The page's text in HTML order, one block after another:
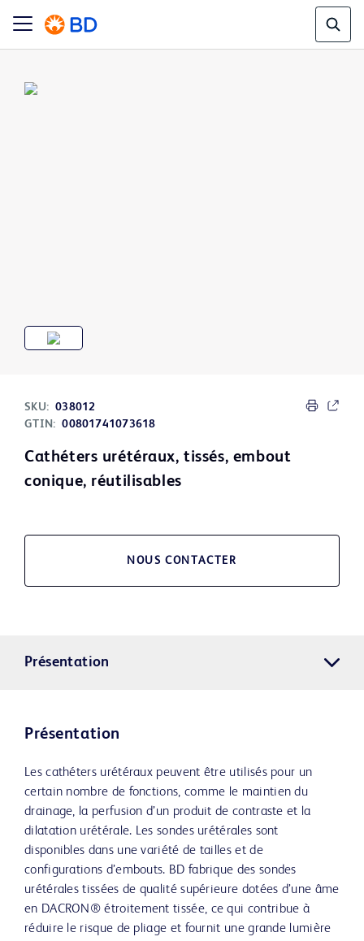
SKU: 038012
GTIN: 00801741073618
Cathéters urétéraux, tissés, embout
conique, réutilisables
NOUS CONTACTER
Présentation
Présentation
Les cathéters urétéraux peuvent être utilisés pour un
certain nombre de fonctions, comme le maintien du
drainage, la perfusion d’un produit de contraste et la
dilatation urétérale. Les sondes urétérales sont
disponibles dans une variété de tailles et de
configurations d’embouts. BD fabrique des sondes
urétérales tissées de qualité supérieure dotées d’une âme
en DACRON® étroitement tissée, ce qui contribue à
réduire le risque de pliage et fournit une grande lumière